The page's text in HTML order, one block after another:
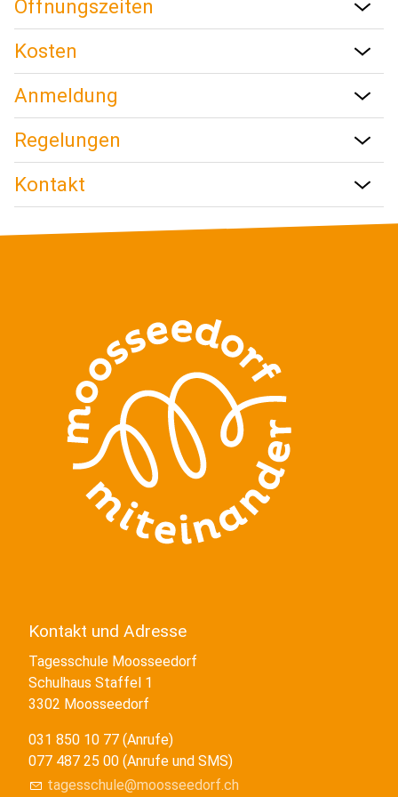
Schule
Öffnungszeiten
Kosten
Anmeldung
Regelungen
Kontakt
Kontakt und Adresse
Tagesschule Moosseedorf
Schulhaus Staffel 1
3302 Moosseedorf
031 850 10 77 (Anrufe)
077 487 25 00 (Anrufe und SMS)
tagesschule@moosseedorf.ch